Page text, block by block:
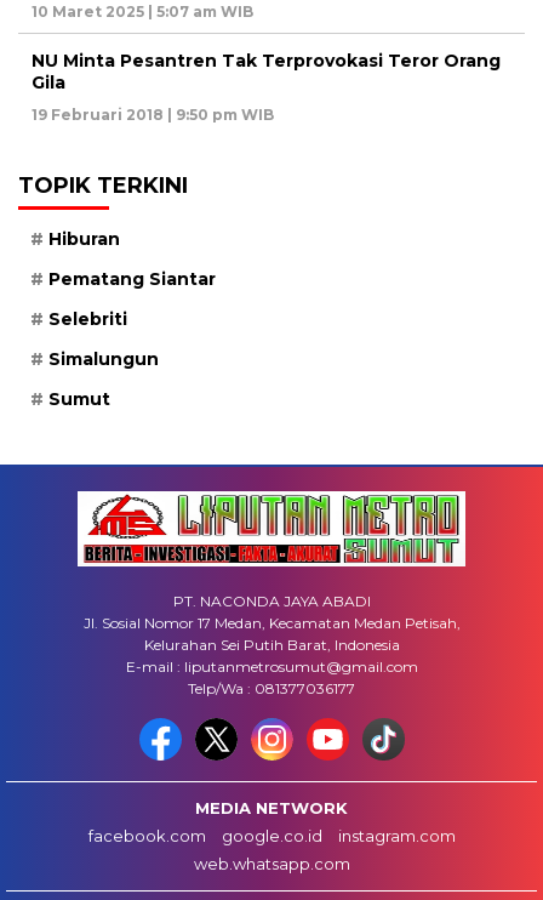
10 Maret 2025 | 5:07 am WIB
NU Minta Pesantren Tak Terprovokasi Teror Orang
Gila
19 Februari 2018 | 9:50 pm WIB
TOPIK TERKINI
Hiburan
Pematang Siantar
Selebriti
Simalungun
Sumut
PT. NACONDA JAYA ABADI
Jl. Sosial Nomor 17 Medan, Kecamatan Medan Petisah,
Kelurahan Sei Putih Barat, Indonesia
E-mail : liputanmetrosumut@gmail.com
Telp/Wa : 081377036177
MEDIA NETWORK
facebook.com
google.co.id
instagram.com
web.whatsapp.com